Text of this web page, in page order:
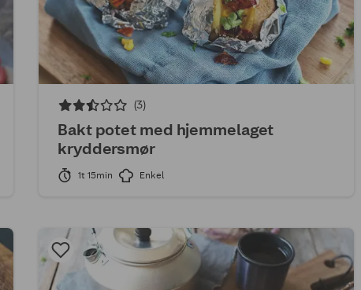
(3)
Bakt potet med hjemmelaget
kryddersmør
1t 15min Enkel